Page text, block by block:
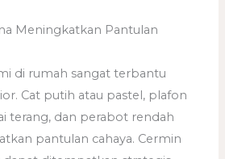
Meningkatkan Pantulan
di rumah sangat terbantu
Cat putih atau pastel, plafon
terang, dan perabot rendah
pantulan cahaya. Cermin